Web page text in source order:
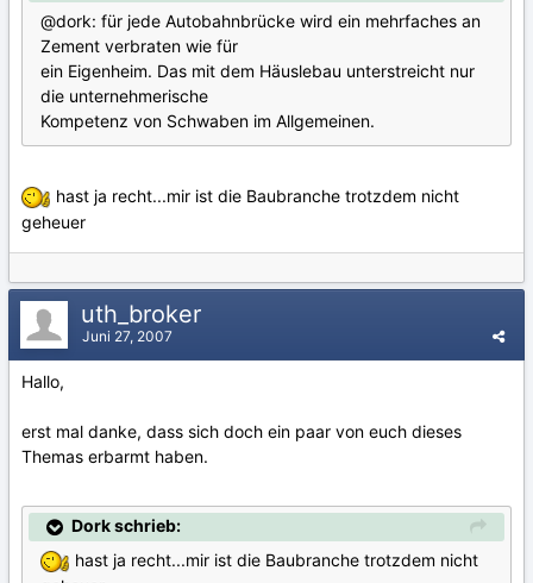
@dork: für jede Autobahnbrücke wird ein mehrfaches an
Zement verbraten wie für
ein Eigenheim. Das mit dem Häuslebau unterstreicht nur
die unternehmerische
Kompetenz von Schwaben im Allgemeinen.
hast ja recht...mir ist die Baubranche trotzdem nicht
geheuer
uth_broker
Juni 27, 2007
Hallo,
erst mal danke, dass sich doch ein paar von euch dieses
Themas erbarmt haben.
Dork schrieb:
hast ja recht...mir ist die Baubranche trotzdem nicht